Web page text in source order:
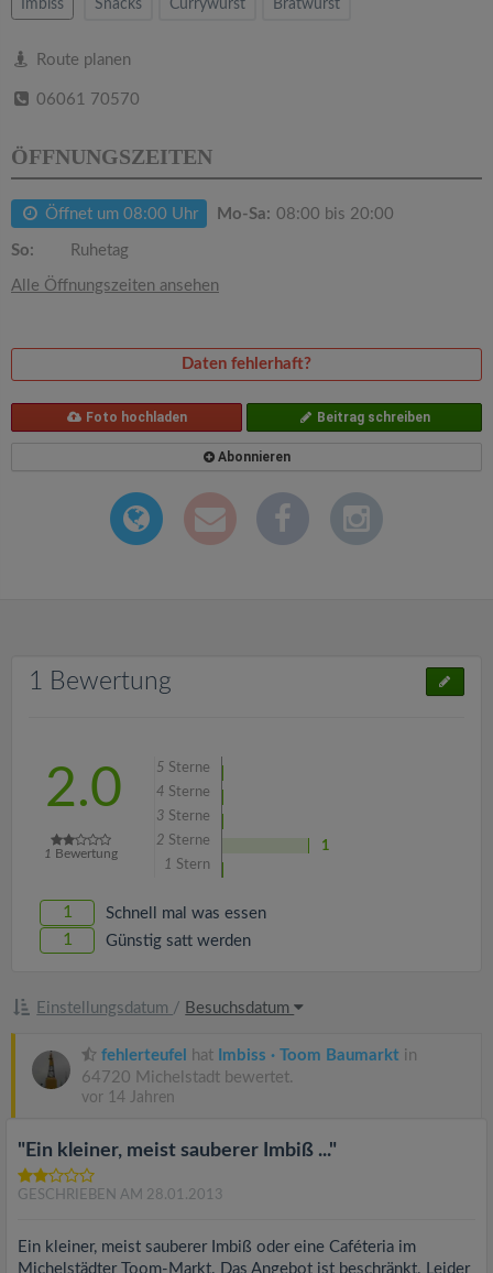
Imbiss Snacks Currywurst Bratwurst
Route planen
06061 70570
ÖFFNUNGSZEITEN
Öffnet um 08:00 Uhr Mo-Sa: 08:00 bis 20:00
So: Ruhetag
Alle Öffnungszeiten ansehen
Daten fehlerhaft?
Foto hochladen Beitrag schreiben
Abonnieren
1 Bewertung
2.0
1 Bewertung
5 Sterne
4 Sterne
3 Sterne
2 Sterne
1
1 Stern
1 Schnell mal was essen
1 Günstig satt werden
Einstellungsdatum / Besuchsdatum
fehlerteufel hat Imbiss · Toom Baumarkt in
64720 Michelstadt bewertet.
vor 14 Jahren
"Ein kleiner, meist sauberer Imbiß ..."
GESCHRIEBEN AM 28.01.2013
Ein kleiner, meist sauberer Imbiß oder eine Caféteria im
Michelstädter Toom-Markt. Das Angebot ist beschränkt. Leider
i
a
i
o
n